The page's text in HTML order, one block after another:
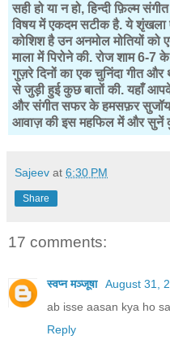
सही हो या न हो, हिन्दी फ़िल्म
विषय में एकदम सटीक है. ये शृंखला
कोशिश है उन अनमोल मोतियों को
माला में पिरोने की. रोज शाम 6-
गुज़रे दिनों का एक चुनिंदा गीत और
से जुड़ी हुई कुछ बातों की. यहाँ
और संगीत सफर के हमसफ़र सुजॉय
आवाज़ की इस महफिल में और सुनें
Sajeev at 6:30 PM
Share
17 comments:
स्वप्न मञ्जूषा August 31,
ab isse aasan kya ho
Reply